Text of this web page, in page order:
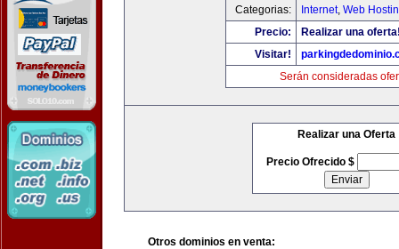
Categorias:
Internet, Web
Precio:
Realizar una
Visitar!
Serán consideradas
Realizar una Oferta
Precio Ofrecido $
Otros dominios en venta: